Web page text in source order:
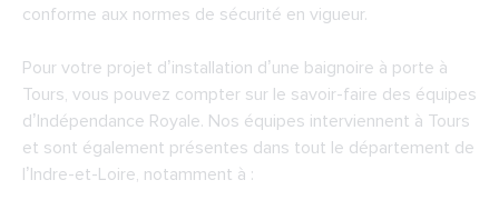
conforme aux normes de sécurité en vigueur.
Pour votre projet d’installation d’une baignoire à porte à
Tours, vous pouvez compter sur le savoir-faire des équipes
d’Indépendance Royale. Nos équipes interviennent à Tours
et sont également présentes dans tout le département de
l’Indre-et-Loire, notamment à :